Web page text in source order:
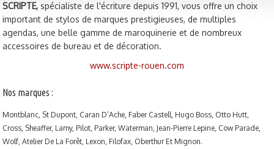
SCRIPTE,spécialiste de l'écriture depuis 1991, vous offre un choix
important de stylos de marques prestigieuses, de multiples
agendas, une belle gamme de maroquinerie et de nombreux
accessoires de bureau et de décoration.
www.scripte-rouen.com
Nos marques :
Montblanc, St Dupont, Caran D’Ache, Faber Castell, Hugo Boss, Otto Hutt,
Cross, Sheaffer, Lamy, Pilot, Parker, Waterman, Jean-Pierre Lepine, Cow Parade,
Wolf, Atelier De La Forêt, Lexon, Filofax, Oberthur Et Mignon.